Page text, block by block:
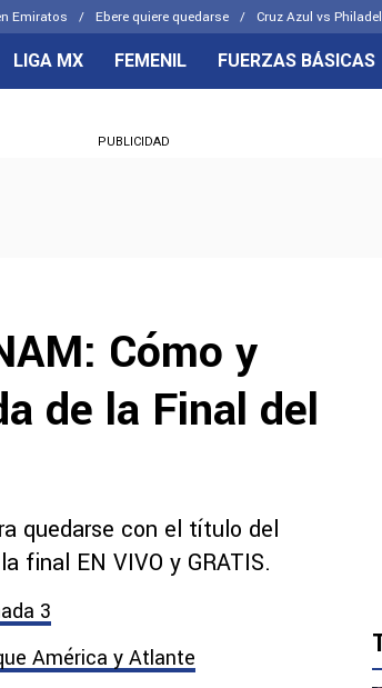
Emiratos Ebere quiere quedarse Cruz Azul vs
CELESTES
LIGA MX FEMENIL FUERZAS BÁSICAS
PUBLICIDAD
Cómo y
de la Final del
quedarse con el título del
final EN VIVO y GRATIS.
3
América y Atlante